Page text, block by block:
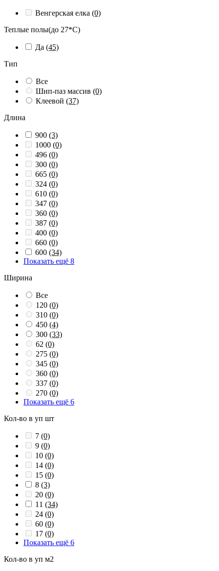
Венгерская елка (0)
Теплые полы(до 27*С)
Да (45)
Тип
Все
Шип-паз массив (0)
Клеевой (37)
Длина
900 (3)
1000 (0)
496 (0)
300 (0)
665 (0)
324 (0)
610 (0)
347 (0)
360 (0)
387 (0)
400 (0)
660 (0)
600 (34)
Показать ещё 8
Ширина
Все
120 (0)
310 (0)
450 (4)
300 (33)
62 (0)
275 (0)
345 (0)
360 (0)
337 (0)
270 (0)
Показать ещё 6
Кол-во в уп шт
7 (0)
9 (0)
10 (0)
14 (0)
15 (0)
8 (3)
20 (0)
11 (34)
24 (0)
60 (0)
17 (0)
Показать ещё 6
Кол-во в уп м2